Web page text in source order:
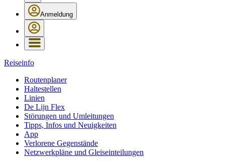
Anmeldung
Reiseinfo
Routenplaner
Haltestellen
Linien
De Lijn Flex
Störungen und Umleitungen
Tipps, Infos und Neuigkeiten
App
Verlorene Gegenstände
Netzwerkpläne und Gleiseinteilungen